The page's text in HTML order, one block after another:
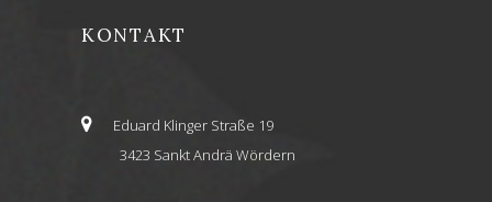
KONTAKT
Eduard Klinger Straße 19
3423 Sankt Andrä Wördern